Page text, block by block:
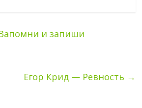
и запиши
Егор Крид — Ревность →